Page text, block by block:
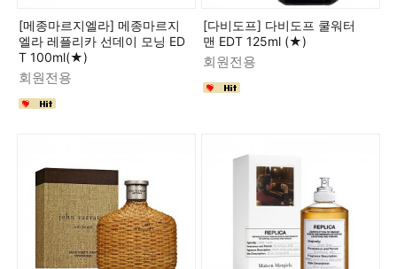
[메종마르지엘라] 메종마르지
엘라 레플리카 선데이 모닝 ED
T 100ml(★)
회원전용
[다비도프] 다비도프 쿨워터
맨 EDT 125ml (★)
회원전용